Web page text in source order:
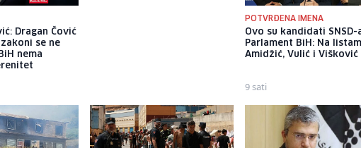
Dragan Čović
se ne
nema
POTVRĐENA IMENA
Ovo su kandidati SNSD-
Parlament BiH: Na
Amidžić, Vulić i Višković
9 sati